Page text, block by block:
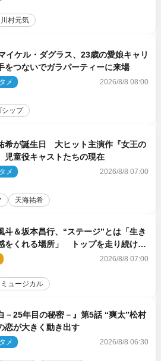
川村元気
イケル・ダグラス、23歳の愛娘キャリ
をつないでガラパーティーに来場
メ 2026/8/8 08:00
シップ
希が誕生日 大ヒット主演作『女王の
児童役キャストたちの現在
メ 2026/8/8 07:00
天海祐希
斗＆坂本昌行、“ステージ”とは「生き
をくれる場所」 トップを走り続ける
を語る
2026/8/8 07:00
ミュージカル
－25年目の秘密－』第5話 “爽太”松村
恋が大きく動き出す
メ 2026/8/8 06:30